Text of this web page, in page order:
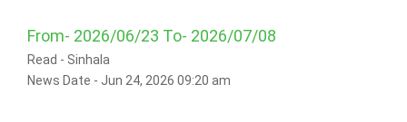
From- 2026/06/23 To- 2026/07/08
Read - Sinhala
News Date - Jun 24, 2026 09:20 am